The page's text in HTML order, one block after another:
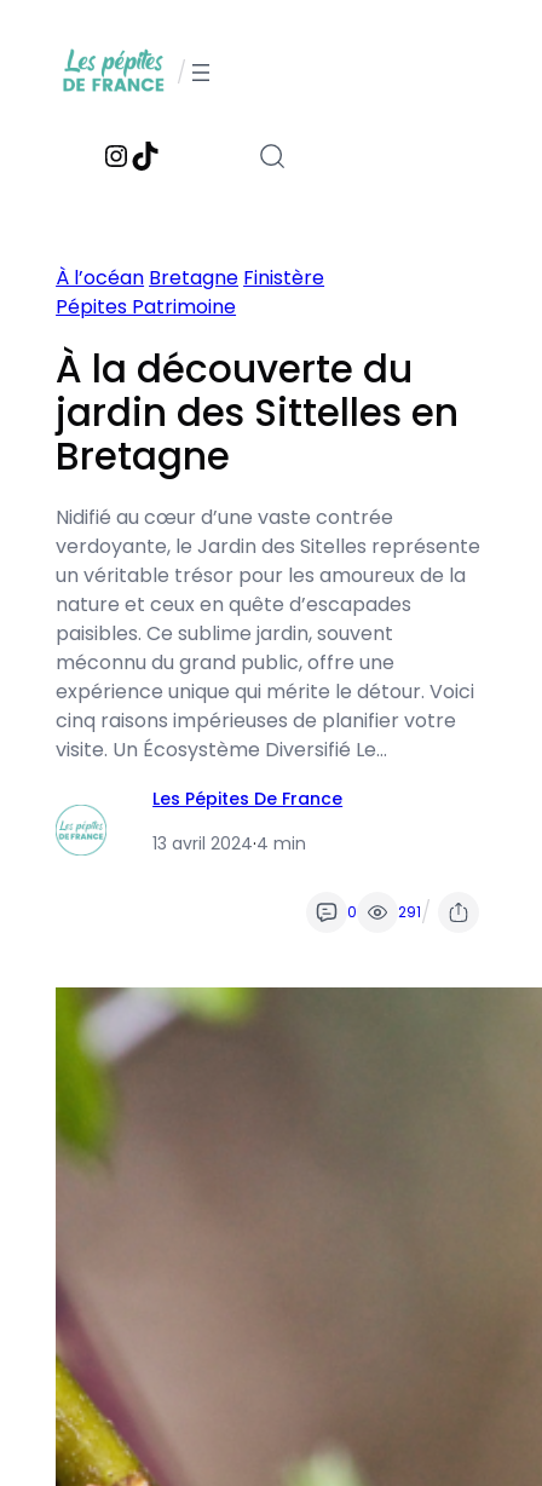
contenu
/
Instagram
TikTok
À l’océan Bretagne Finistère
Pépites Patrimoine
À la découverte du
jardin des Sittelles en
Bretagne
Nidifié au cœur d’une vaste contrée
verdoyante, le Jardin des Sitelles représente
un véritable trésor pour les amoureux de la
nature et ceux en quête d’escapades
paisibles. Ce sublime jardin, souvent
méconnu du grand public, offre une
expérience unique qui mérite le détour. Voici
cinq raisons impérieuses de planifier votre
visite. Un Écosystème Diversifié Le…
Les Pépites De France
13 avril 2024·4 min
0 291/